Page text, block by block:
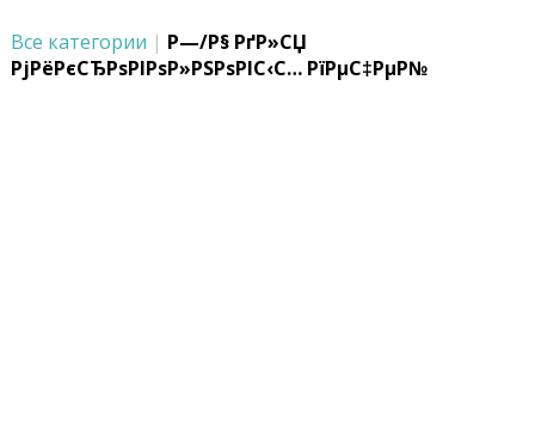
Все категории | Р—/Р§ РґР»СЏ
РјРёРєСЂРѕРІРѕР»РЅРѕРІС‹С… РїРµС‡РµР№